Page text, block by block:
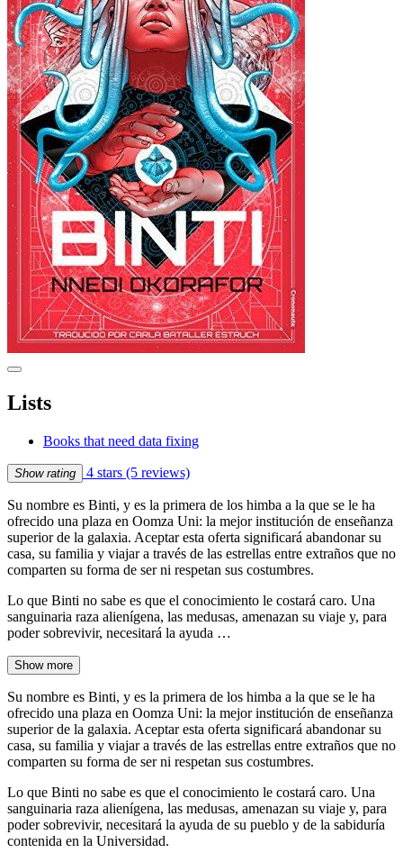
Lists
Books that need data fixing
Show rating 4 stars (5 reviews)
Su nombre es Binti, y es la primera de los himba a la que se le ha
ofrecido una plaza en Oomza Uni: la mejor institución de enseñanza
superior de la galaxia. Aceptar esta oferta significará abandonar su
casa, su familia y viajar a través de las estrellas entre extraños que no
comparten su forma de ser ni respetan sus costumbres.
Lo que Binti no sabe es que el conocimiento le costará caro. Una
sanguinaria raza alienígena, las medusas, amenazan su viaje y, para
poder sobrevivir, necesitará la ayuda …
Show more
Su nombre es Binti, y es la primera de los himba a la que se le ha
ofrecido una plaza en Oomza Uni: la mejor institución de enseñanza
superior de la galaxia. Aceptar esta oferta significará abandonar su
casa, su familia y viajar a través de las estrellas entre extraños que no
comparten su forma de ser ni respetan sus costumbres.
Lo que Binti no sabe es que el conocimiento le costará caro. Una
sanguinaria raza alienígena, las medusas, amenazan su viaje y, para
poder sobrevivir, necesitará la ayuda de su pueblo y de la sabiduría
contenida en la Universidad.